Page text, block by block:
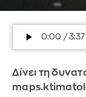
Δίνει τη